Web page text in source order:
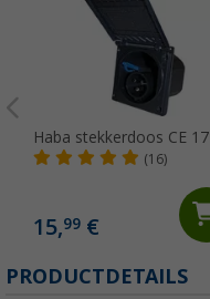
Haba stekkerdoos CE 17
(16)
15,99 €
PRODUCTDETAILS